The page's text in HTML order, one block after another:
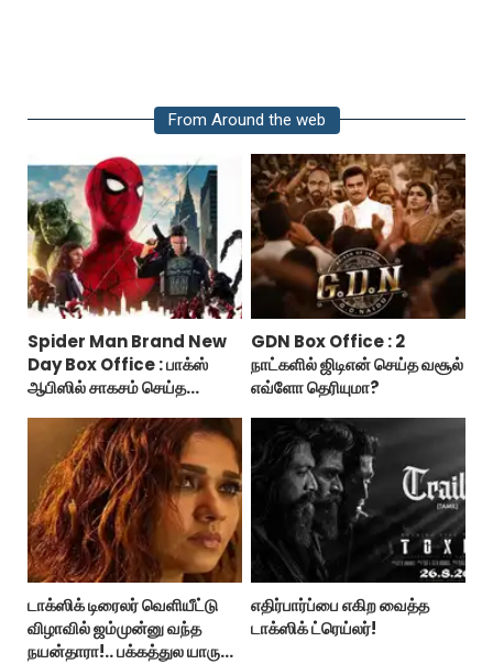
From Around the web
Spider Man Brand New
Day Box Office : பாக்ஸ்
ஆபிஸில் சாகசம் செய்த
GDN Box Office : 2
நாட்களில் ஜிடிஎன் செய்த வசூல்
எவ்ளோ தெரியுமா?
டாக்ஸிக் டிரைலர் வெளியீட்டு
விழாவில் ஜம்முன்னு வந்த
நயன்தாரா!.. பக்கத்துல யாரு
எதிர்பார்ப்பை எகிற வைத்த
டாக்ஸிக் ட்ரெய்லர்!